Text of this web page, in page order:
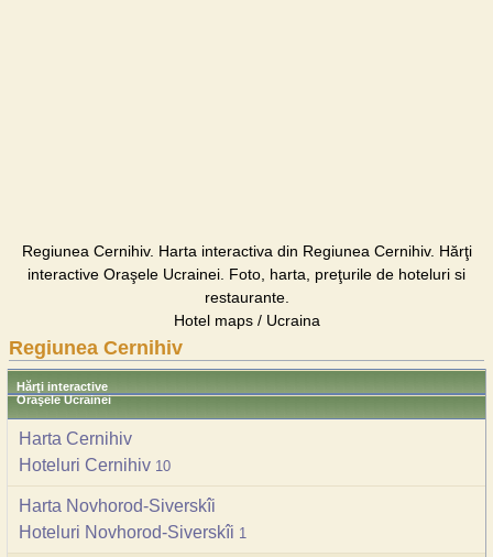
Regiunea Cernihiv. Harta interactiva din Regiunea Cernihiv. Hărţi
interactive Oraşele Ucrainei. Foto, harta, preţurile de hoteluri si
restaurante.
Hotel maps / Ucraina
Regiunea Cernihiv
Hărţi interactive
Oraşele Ucrainei
Harta Cernihiv
Hoteluri Cernihiv 10
Harta Novhorod-Siverskîi
Hoteluri Novhorod-Siverskîi 1